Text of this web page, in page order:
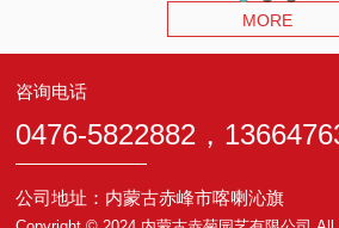
MORE
咨询电话
0476-5822882，
公司地址：内蒙古赤峰市喀喇沁旗